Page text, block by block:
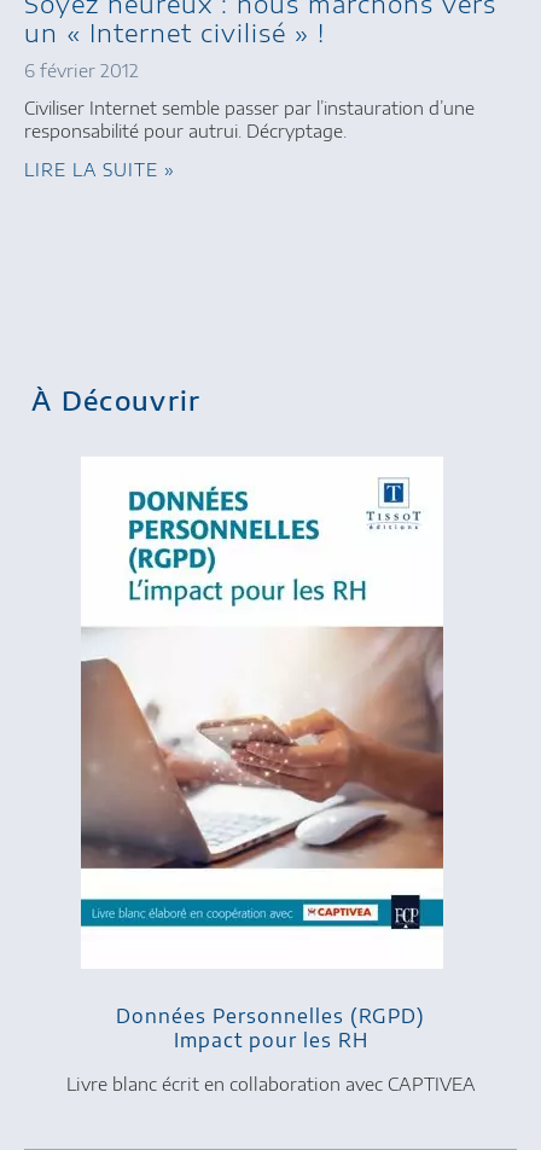
un « Internet civilisé » !
6 février 2012
Civiliser Internet semble passer par l’instauration d’une
responsabilité pour autrui. Décryptage.
LIRE LA SUITE »
À Découvrir
Données Personnelles (RGPD)
Impact pour les RH
Livre blanc écrit en collaboration avec CAPTIVEA